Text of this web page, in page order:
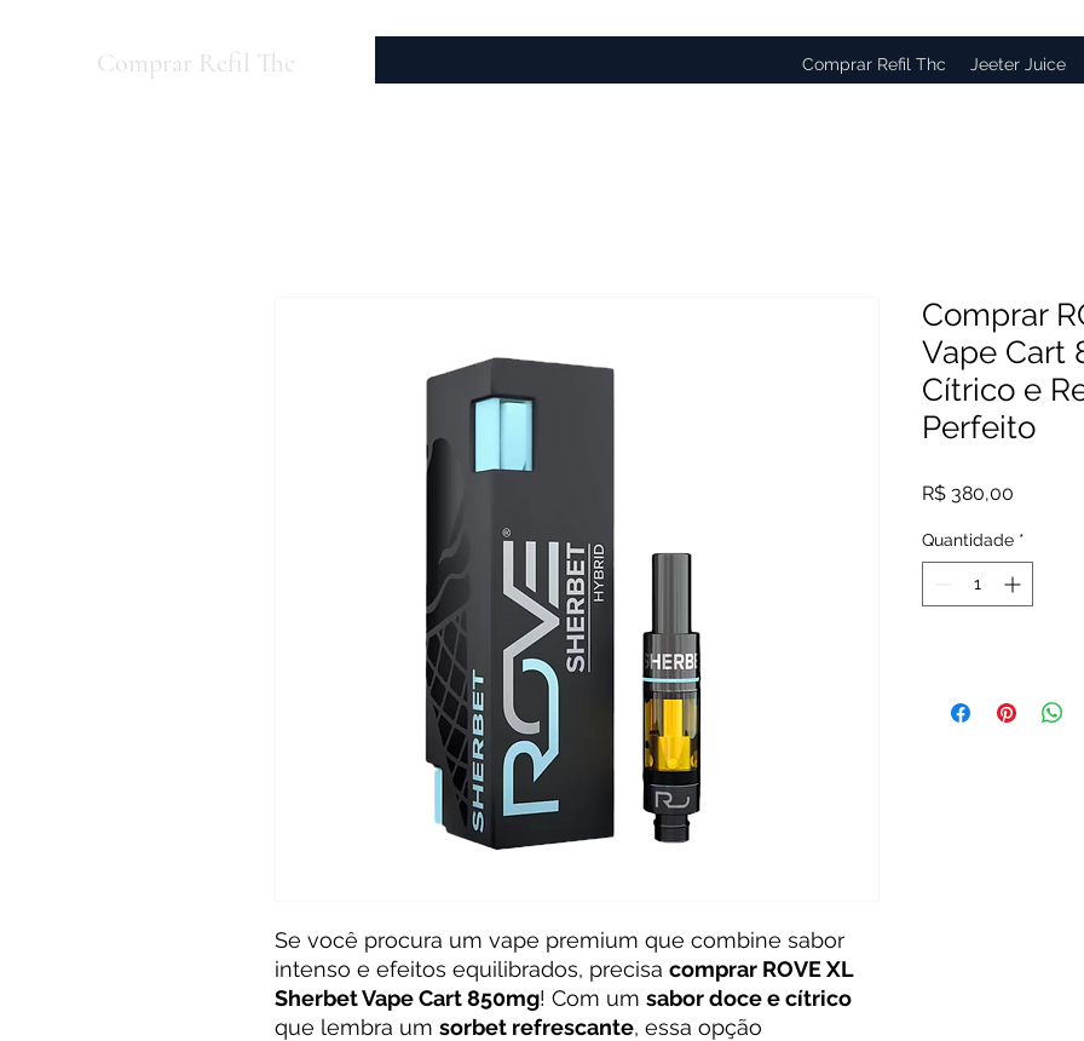
Comprar Refil Thc Comprar Refil Thc Jeeter Juice
Se você procura um vape premium que combine sabor
intenso e efeitos equilibrados, precisa comprar ROVE XL
Sherbet Vape Cart 850mg! Com um sabor doce e cítrico
que lembra um sorbet refrescante, essa opção
Comprar
Vape Cart
Cítrico e
Perfeito
R$ 380,00
Quantidade *